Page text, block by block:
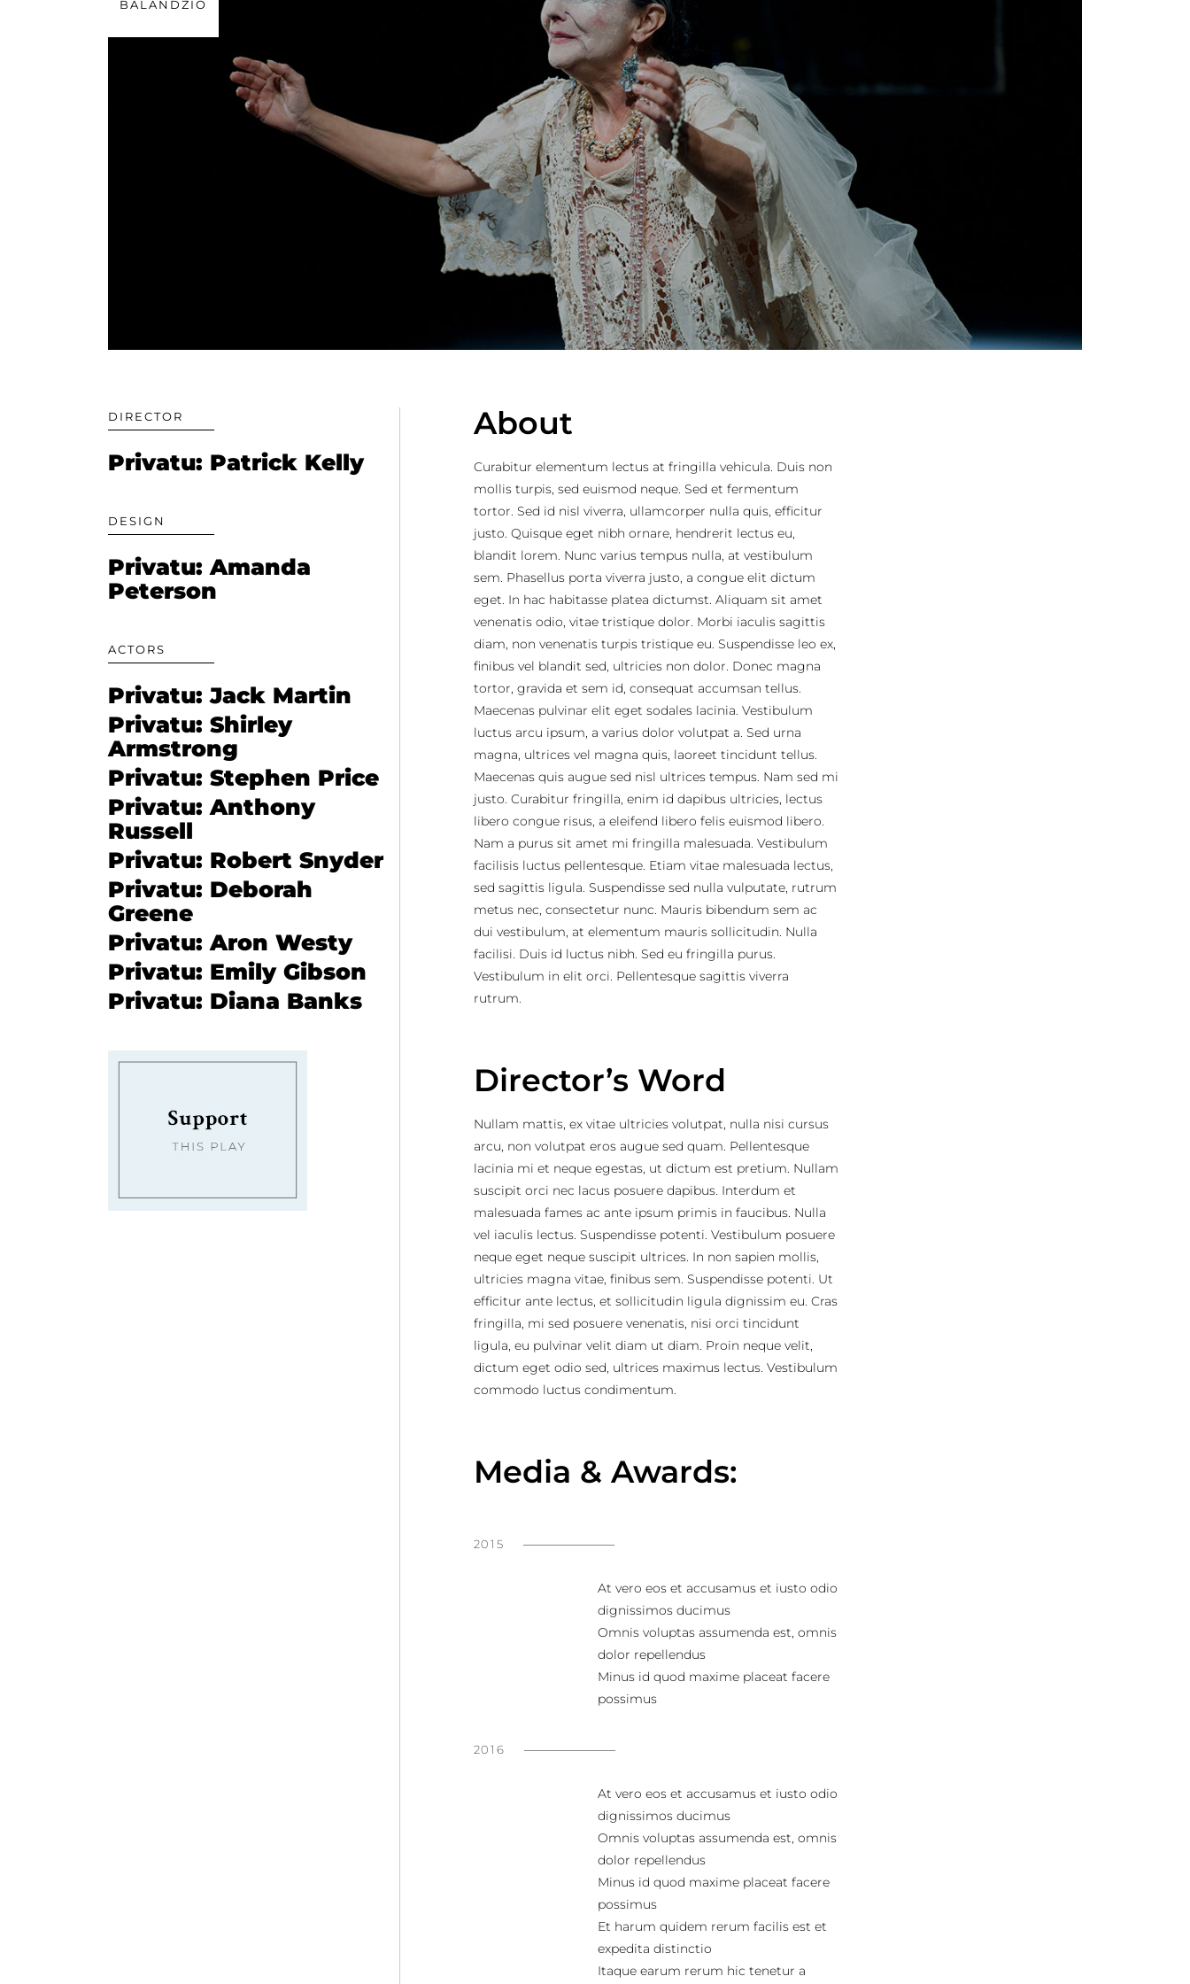
BALANDŽIO
DIRECTOR
Privatu: Patrick Kelly
DESIGN
Privatu: Amanda
Peterson
ACTORS
Privatu: Jack Martin
Privatu: Shirley
Armstrong
Privatu: Stephen Price
Privatu: Anthony
Russell
Privatu: Robert Snyder
Privatu: Deborah
Greene
Privatu: Aron Westy
Privatu: Emily Gibson
Privatu: Diana Banks
About
Curabitur elementum lectus at fringilla vehicula. Duis non
mollis turpis, sed euismod neque. Sed et fermentum
tortor. Sed id nisl viverra, ullamcorper nulla quis, efficitur
justo. Quisque eget nibh ornare, hendrerit lectus eu,
blandit lorem. Nunc varius tempus nulla, at vestibulum
sem. Phasellus porta viverra justo, a congue elit dictum
eget. In hac habitasse platea dictumst. Aliquam sit amet
venenatis odio, vitae tristique dolor. Morbi iaculis sagittis
diam, non venenatis turpis tristique eu. Suspendisse leo ex,
finibus vel blandit sed, ultricies non dolor. Donec magna
tortor, gravida et sem id, consequat accumsan tellus.
Maecenas pulvinar elit eget sodales lacinia. Vestibulum
luctus arcu ipsum, a varius dolor volutpat a. Sed urna
magna, ultrices vel magna quis, laoreet tincidunt tellus.
Maecenas quis augue sed nisl ultrices tempus. Nam sed mi
justo. Curabitur fringilla, enim id dapibus ultricies, lectus
libero congue risus, a eleifend libero felis euismod libero.
Nam a purus sit amet mi fringilla malesuada. Vestibulum
facilisis luctus pellentesque. Etiam vitae malesuada lectus,
sed sagittis ligula. Suspendisse sed nulla vulputate, rutrum
metus nec, consectetur nunc. Mauris bibendum sem ac
dui vestibulum, at elementum mauris sollicitudin. Nulla
facilisi. Duis id luctus nibh. Sed eu fringilla purus.
Vestibulum in elit orci. Pellentesque sagittis viverra
rutrum.
Director’s Word
Nullam mattis, ex vitae ultricies volutpat, nulla nisi cursus
arcu, non volutpat eros augue sed quam. Pellentesque
lacinia mi et neque egestas, ut dictum est pretium. Nullam
suscipit orci nec lacus posuere dapibus. Interdum et
malesuada fames ac ante ipsum primis in faucibus. Nulla
vel iaculis lectus. Suspendisse potenti. Vestibulum posuere
neque eget neque suscipit ultrices. In non sapien mollis,
ultricies magna vitae, finibus sem. Suspendisse potenti. Ut
efficitur ante lectus, et sollicitudin ligula dignissim eu. Cras
fringilla, mi sed posuere venenatis, nisi orci tincidunt
ligula, eu pulvinar velit diam ut diam. Proin neque velit,
dictum eget odio sed, ultrices maximus lectus. Vestibulum
commodo luctus condimentum.
Media & Awards:
2015
At vero eos et accusamus et iusto odio
dignissimos ducimus
Omnis voluptas assumenda est, omnis
dolor repellendus
Minus id quod maxime placeat facere
possimus
2016
At vero eos et accusamus et iusto odio
dignissimos ducimus
Omnis voluptas assumenda est, omnis
dolor repellendus
Minus id quod maxime placeat facere
possimus
Et harum quidem rerum facilis est et
expedita distinctio
Itaque earum rerum hic tenetur a